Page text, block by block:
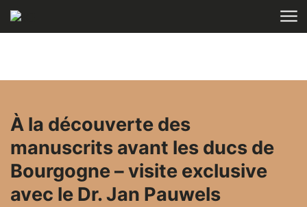
Aller au contenu
À la découverte des
manuscrits avant les ducs de
Bourgogne – visite exclusive
avec le Dr. Jan Pauwels